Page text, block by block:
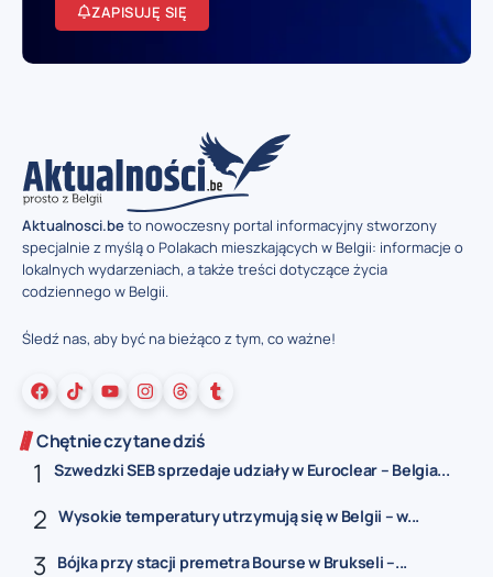
ZAPISUJĘ SIĘ
Aktualnosci.beto nowoczesny portal informacyjny stworzony
specjalnie z myślą o Polakach mieszkających w Belgii: informacje o
lokalnych wydarzeniach, a także treści dotyczące życia
codziennego w Belgii.
Śledź nas, aby być na bieżąco z tym, co ważne!
Chętnie czytane dziś
Szwedzki SEB sprzedaje udziały w Euroclear – Belgia...
Wysokie temperatury utrzymują się w Belgii – w...
Bójka przy stacji premetra Bourse w Brukseli –...